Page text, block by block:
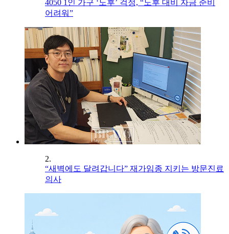
4050 1인 가구 ‘노후’ 걱정, “노후 대비 자금 준비
어려워”
2.
“새벽에도 달려갑니다” 재가임종 지키는 방문진료
의사